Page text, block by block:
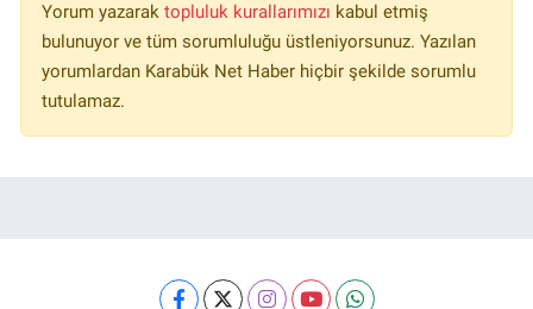
Yorum yazarak topluluk kurallarımızı kabul etmiş
bulunuyor ve tüm sorumluluğu üstleniyorsunuz. Yazılan
yorumlardan Karabük Net Haber hiçbir şekilde sorumlu
tutulamaz.